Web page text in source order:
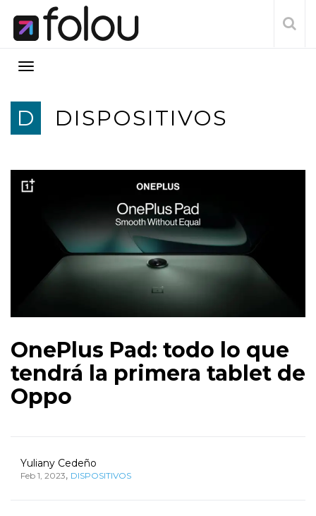
D DISPOSITIVOS
OnePlus Pad: todo lo que
tendrá la primera tablet de
Oppo
Yuliany Cedeño
Feb 1, 2023, DISPOSITIVOS